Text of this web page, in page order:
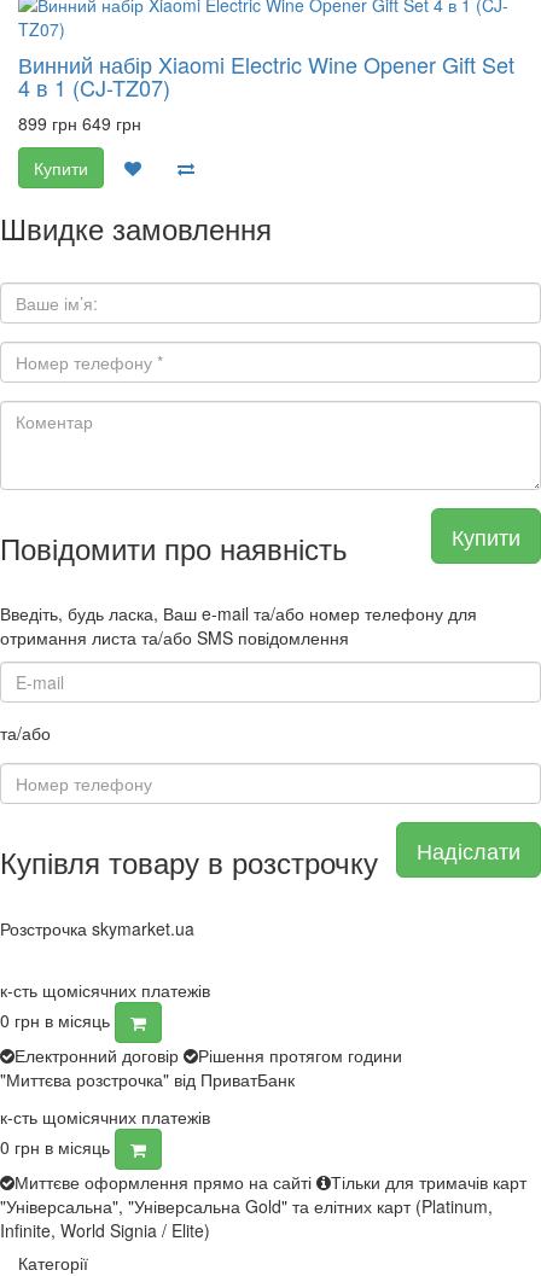
Винний набір Xiaomi Electric Wine Opener Gift Set
4 в 1 (CJ-TZ07)
899 грн 649 грн
Купити
Швидке замовлення
Купити
Повідомити про наявність
Введіть, будь ласка, Ваш e-mail та/або номер телефону для
отримання листа та/або SMS повідомлення
та/або
Надіслати
Купівля товару в розстрочку
Розстрочка skymarket.ua
к-сть щомісячних платежів
0 грн в місяць
Електронний договір
Рішення протягом години
"Миттєва розстрочка" від ПриватБанк
к-сть щомісячних платежів
0 грн в місяць
Миттєве оформлення прямо на сайті
Тільки для тримачів карт
"Універсальна", "Універсальна Gold" та елітних карт (Platinum,
Infinite, World Signia / Elite)
Категорії